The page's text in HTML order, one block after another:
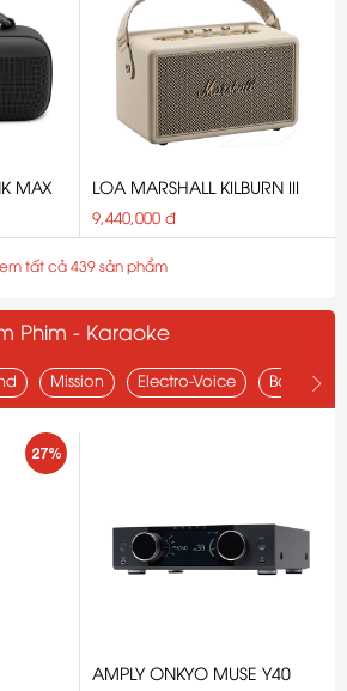
MAX LOA MARSHALL KILBURN III
9,440,000 đ
tất cả 439 sản phẩm
Phim - Karaoke
Mission Electro-Voice Bose
27%
AMPLY ONKYO MUSE Y40